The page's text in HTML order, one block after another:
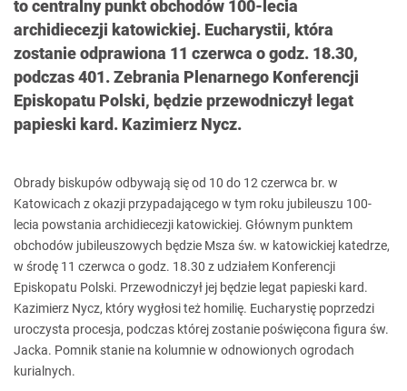
to centralny punkt obchodów 100-lecia
archidiecezji katowickiej. Eucharystii, która
zostanie odprawiona 11 czerwca o godz. 18.30,
podczas 401. Zebrania Plenarnego Konferencji
Episkopatu Polski, będzie przewodniczył legat
papieski kard. Kazimierz Nycz.
Obrady biskupów odbywają się od 10 do 12 czerwca br. w
Katowicach z okazji przypadającego w tym roku jubileuszu 100-
lecia powstania archidiecezji katowickiej. Głównym punktem
obchodów jubileuszowych będzie Msza św. w katowickiej katedrze,
w środę 11 czerwca o godz. 18.30 z udziałem Konferencji
Episkopatu Polski. Przewodniczył jej będzie legat papieski kard.
Kazimierz Nycz, który wygłosi też homilię. Eucharystię poprzedzi
uroczysta procesja, podczas której zostanie poświęcona figura św.
Jacka. Pomnik stanie na kolumnie w odnowionych ogrodach
kurialnych.